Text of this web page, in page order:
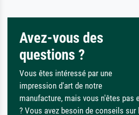
Avez-vous des
questions ?
Vous êtes intéressé par une
impression d'art de notre
manufacture, mais vous n'êtes pas
? Vous avez besoin de conseils